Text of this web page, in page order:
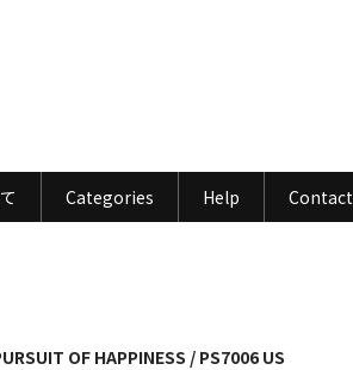
Categories Help Contact
OF HAPPINESS / PS7006 US